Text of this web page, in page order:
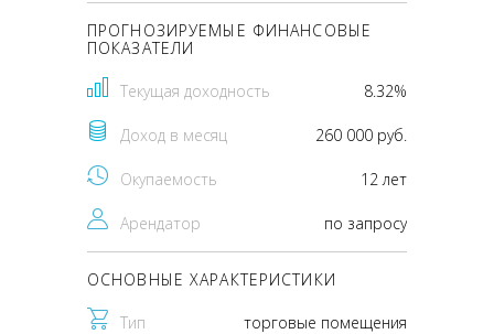
ПРОГНОЗИРУЕМЫЕ ФИНАНСОВЫЕ
ПОКАЗАТЕЛИ
Текущая доходность 8.32%
Доход в месяц 260 000 руб.
Окупаемость 12 лет
Арендатор по запросу
ОСНОВНЫЕ ХАРАКТЕРИСТИКИ
Тип торговые помещения